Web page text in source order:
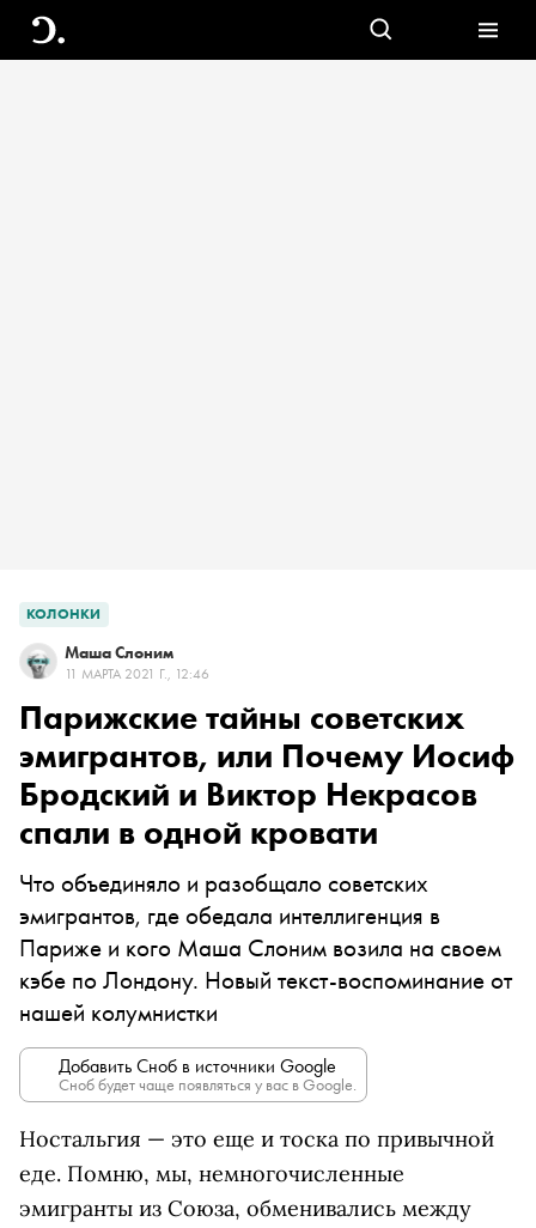
КОЛОНКИ
Маша Слоним
11 МАРТА 2021 Г., 12:46
Парижские тайны советских
эмигрантов, или Почему Иосиф
Бродский и Виктор Некрасов
спали в одной кровати
Что объединяло и разобщало советских
эмигрантов, где обедала интеллигенция в
Париже и кого Маша Слоним возила на своем
кэбе по Лондону. Новый текст-воспоминание от
нашей колумнистки
Добавить Сноб в источники Google
Сноб будет чаще появляться у вас в Google.
Ностальгия — это еще и тоска по привычной
еде. Помню, мы, немногочисленные
эмигранты из Союза, обменивались между